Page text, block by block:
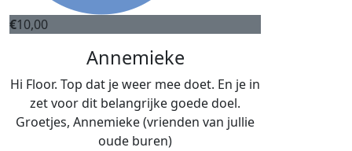
€10,00
Annemieke
Hi Floor. Top dat je weer mee doet. En je in
zet voor dit belangrijke goede doel.
Groetjes, Annemieke (vrienden van jullie
oude buren)